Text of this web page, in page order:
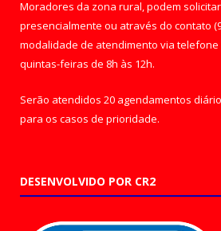
Moradores da zona rural, podem
presencialmente ou através do contato
modalidade de atendimento via
quintas-feiras de 8h às 12h.
Serão atendidos 20 agendamentos
para os casos de prioridade.
DESENVOLVIDO POR CR2